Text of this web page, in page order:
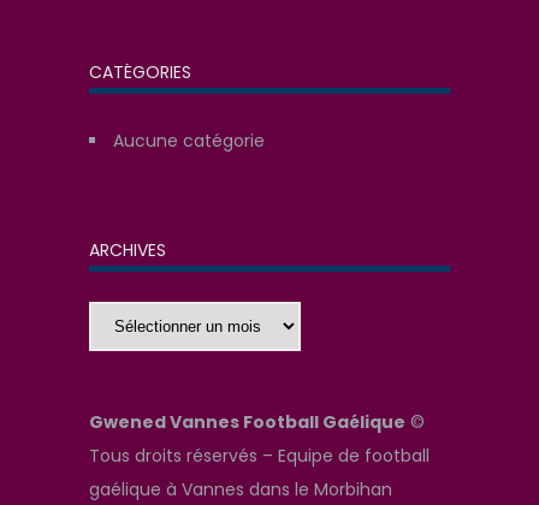
CATÉGORIES
Aucune catégorie
ARCHIVES
Archives
Gwened Vannes Football Gaélique ©
Tous droits réservés – Equipe de football
gaélique à Vannes dans le Morbihan